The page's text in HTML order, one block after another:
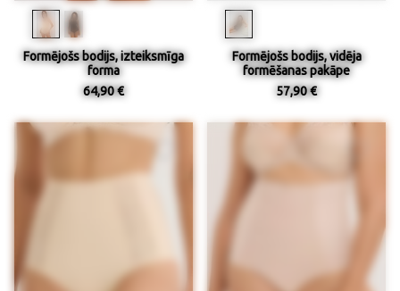
Formējošs bodijs, izteiksmīga
forma
64,90 €
Formējošs bodijs, vidēja
formēšanas pakāpe
57,90 €